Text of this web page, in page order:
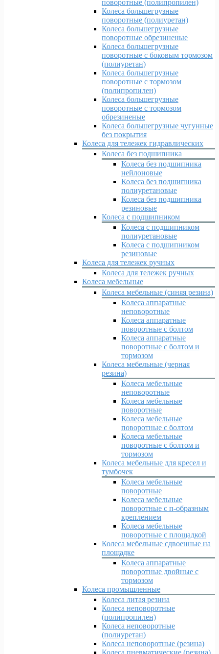
поворотные (полипропилен)
Колеса большегрузные
поворотные (полиуретан)
Колеса большегрузные
поворотные обрезиненые
Колеса большегрузные
поворотные с боковым тормозом
(полиуретан)
Колеса большегрузные
поворотные с тормозом
(полипропилен)
Колеса большегрузные
поворотные с тормозом
обрезиненые
Колеса большегрузные чугунные
без покрытия
Колеса для тележек гидравлических
Колеса без подшипника
Колеса без подшипника
нейлоновые
Колеса без подшипника
полиуретановые
Колеса без подшипника
резиновые
Колеса с подшипником
Колеса с подшипником
полиуретановые
Колеса с подшипником
резиновые
Колеса для тележек ручных
Колеса для тележек ручных
Колеса мебельные
Колеса мебельные (синяя резина)
Колеса аппаратные
неповоротные
Колеса аппаратные
поворотные с болтом
Колеса аппаратные
поворотные с болтом и
тормозом
Колеса мебельные (черная
резина)
Колеса мебельные
неповоротные
Колеса мебельные
поворотные
Колеса мебельные
поворотные с болтом
Колеса мебельные
поворотные с болтом и
тормозом
Колеса мебельные для кресел и
тумбочек
Колеса мебельные
поворотные
Колеса мебельные
поворотные с п-образным
креплением
Колеса мебельные
поворотные с площадкой
Колеса мебельные сдвоенные на
площадке
Колеса аппаратные
поворотные двойные с
тормозом
Колеса промышленные
Колеса литая резина
Колеса неповоротные
(полипропилен)
Колеса неповоротные
(полиуретан)
Колеса неповоротные (резина)